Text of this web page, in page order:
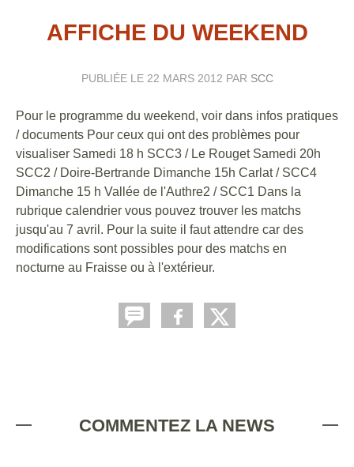
AFFICHE DU WEEKEND
PUBLIÉE LE 22 MARS 2012 PAR SCC
Pour le programme du weekend, voir dans infos pratiques
/ documents Pour ceux qui ont des problèmes pour
visualiser Samedi 18 h SCC3 / Le Rouget Samedi 20h
SCC2 / Doire-Bertrande Dimanche 15h Carlat / SCC4
Dimanche 15 h Vallée de l'Authre2 / SCC1 Dans la
rubrique calendrier vous pouvez trouver les matchs
jusqu'au 7 avril. Pour la suite il faut attendre car des
modifications sont possibles pour des matchs en
nocturne au Fraisse ou à l'extérieur.
COMMENTEZ LA NEWS